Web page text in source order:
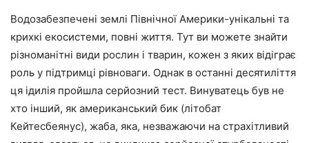
Водозабезпечені землі Північної Америки-унікальні та
крихкі екосистеми, повні життя. Тут ви можете знайти
різноманітні види рослин і тварин, кожен з яких відіграє
роль у підтримці рівноваги. Однак в останні десятиліття
ця ідилія пройшла серйозний тест. Винуватець був не
хто інший, як американський бик (літобат
Кейтесбеянус), жаба, яка, незважаючи на страхітливий